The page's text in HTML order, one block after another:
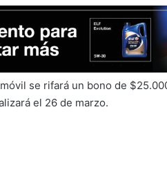
se rifará un bono de
el 26 de marzo.